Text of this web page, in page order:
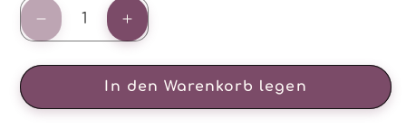
Verringere
die
Menge
1
Erhöhe
die
Menge
für
1
In den Warenkorb legen